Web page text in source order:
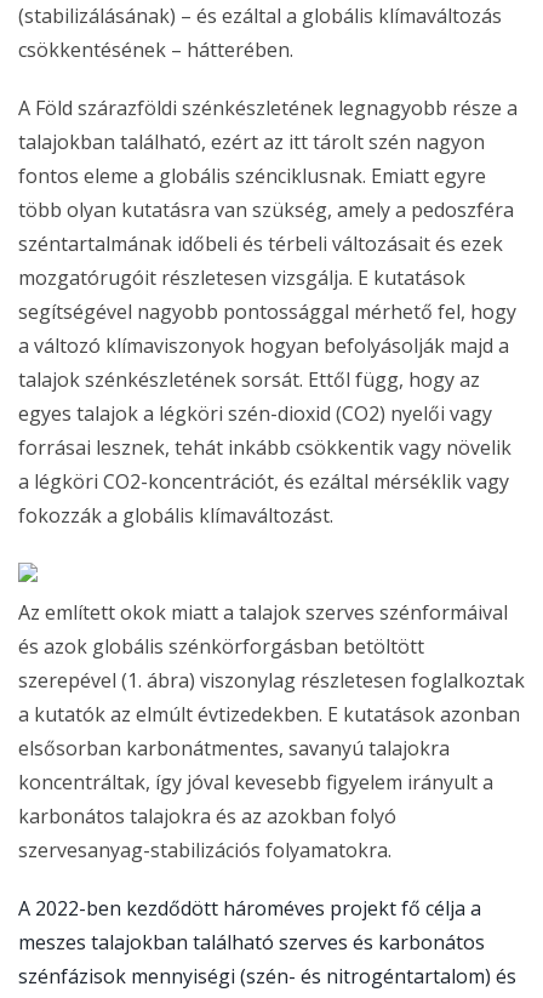
(stabilizálásának) – és ezáltal a globális klímaváltozás
csökkentésének – hátterében.
A Föld szárazföldi szénkészletének legnagyobb része a
talajokban található, ezért az itt tárolt szén nagyon
fontos eleme a globális szénciklusnak. Emiatt egyre
több olyan kutatásra van szükség, amely a pedoszféra
széntartalmának időbeli és térbeli változásait és ezek
mozgatórugóit részletesen vizsgálja. E kutatások
segítségével nagyobb pontossággal mérhető fel, hogy
a változó klímaviszonyok hogyan befolyásolják majd a
talajok szénkészletének sorsát. Ettől függ, hogy az
egyes talajok a légköri szén-dioxid (CO2) nyelői vagy
forrásai lesznek, tehát inkább csökkentik vagy növelik
a légköri CO2-koncentrációt, és ezáltal mérséklik vagy
fokozzák a globális klímaváltozást.
Az említett okok miatt a talajok szerves szénformáival
és azok globális szénkörforgásban betöltött
szerepével (1. ábra) viszonylag részletesen foglalkoztak
a kutatók az elmúlt évtizedekben. E kutatások azonban
elsősorban karbonátmentes, savanyú talajokra
koncentráltak, így jóval kevesebb figyelem irányult a
karbonátos talajokra és az azokban folyó
szervesanyag-stabilizációs folyamatokra.
A 2022-ben kezdődött hároméves projekt fő célja a
meszes talajokban található szerves és karbonátos
szénfázisok mennyiségi (szén- és nitrogéntartalom) és